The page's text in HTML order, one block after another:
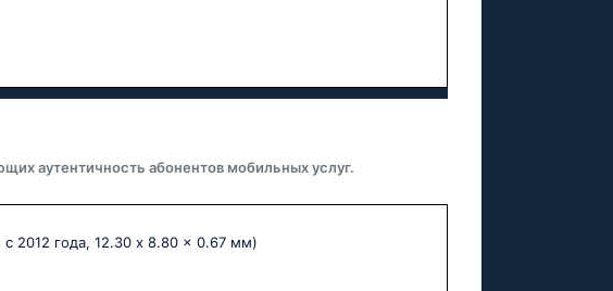
аутентичность абонентов мобильных услуг.
2012 года, 12.30 x 8.80 x 0.67 мм)